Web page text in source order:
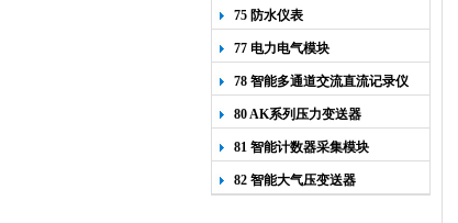
75 防水仪表
77 电力电气模块
78 智能多通道交流直流记录仪
80 AK系列压力变送器
81 智能计数器采集模块
82 智能大气压变送器